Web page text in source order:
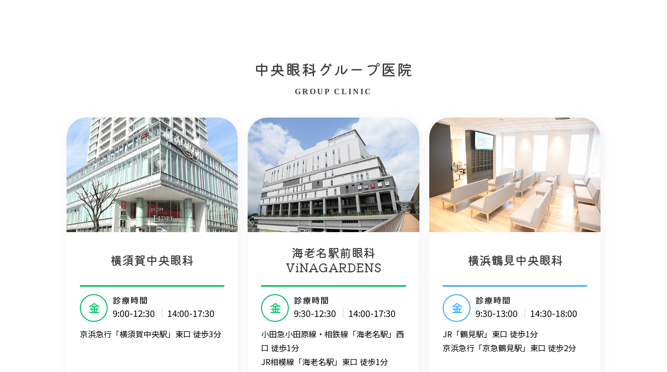
中央眼科グループ医院
GROUP CLINIC
横須賀中央眼科
金 診療時間
9:00-12:30 14:00-17:30
京浜急行「横須賀中央駅」東口 徒歩3分
海老名駅前眼科
ViNAGARDENS
金 診療時間
9:30-12:30 14:00-17:30
小田急小田原線・相鉄線「海老名駅」西
口 徒歩1分
JR相模線「海老名駅」東口 徒歩1分
横浜鶴見中央眼科
金 診療時間
9:30-13:00 14:30-18:00
JR「鶴見駅」東口 徒歩1分
京浜急行「京急鶴見駅」東口 徒歩2分